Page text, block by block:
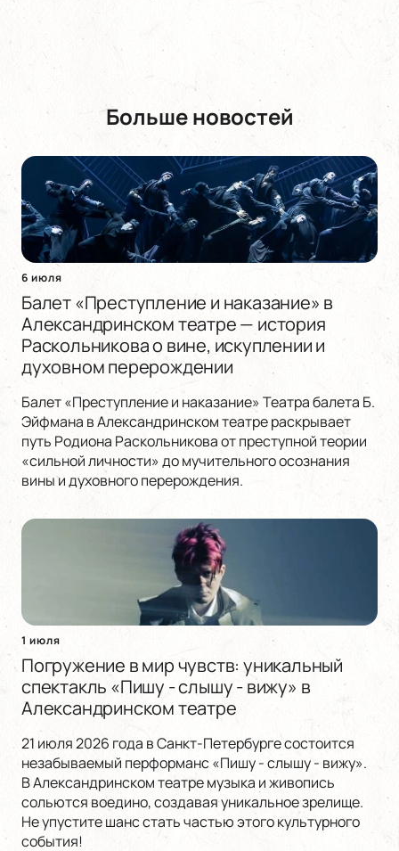
Больше новостей
6 июля
Балет «Преступление и наказание» в
Александринском театре — история
Раскольникова о вине, искуплении и
духовном перерождении
Балет «Преступление и наказание» Театра балета Б.
Эйфмана в Александринском театре раскрывает
путь Родиона Раскольникова от преступной теории
«сильной личности» до мучительного осознания
вины и духовного перерождения.
1 июля
Погружение в мир чувств: уникальный
спектакль «Пишу - слышу - вижу» в
Александринском театре
21 июля 2026 года в Санкт-Петербурге состоится
незабываемый перформанс «Пишу - слышу - вижу».
В Александринском театре музыка и живопись
сольются воедино, создавая уникальное зрелище.
Не упустите шанс стать частью этого культурного
события!